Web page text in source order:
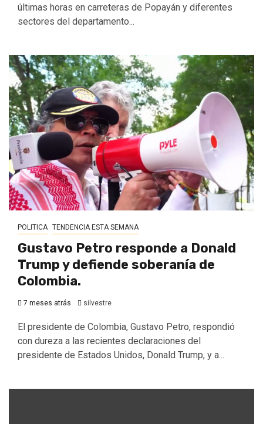
últimas horas en carreteras de Popayán y diferentes
sectores del departamento...
POLITICA TENDENCIA ESTA SEMANA
Gustavo Petro responde a Donald
Trump y defiende soberanía de
Colombia.
7 meses atrás silvestre
El presidente de Colombia, Gustavo Petro, respondió
con dureza a las recientes declaraciones del
presidente de Estados Unidos, Donald Trump, y a...